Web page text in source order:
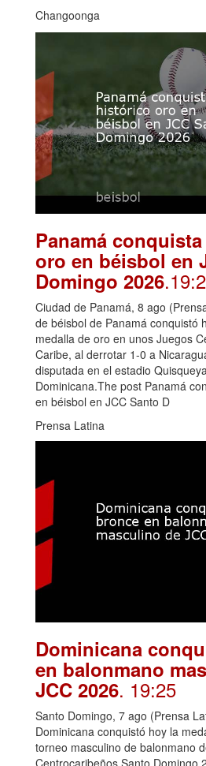
Changoonga
Panamá
oro en béisbol en
Domingo 2026
Ciudad de Panamá, 8 ago
de béisbol de Panamá conquistó
medalla de oro en unos Juegos
Caribe, al derrotar 1-0 a
disputada en el estadio
Dominicana.The post Panamá
en béisbol en JCC Santo D
Prensa Latina
Dominicana
en balonmano
JCC 2026. 19:25
Santo Domingo, 7 ago (Prensa
Dominicana conquistó hoy la
torneo masculino de balonmano